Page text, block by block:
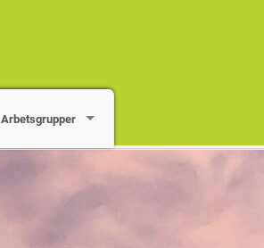
Arbetsgrupper